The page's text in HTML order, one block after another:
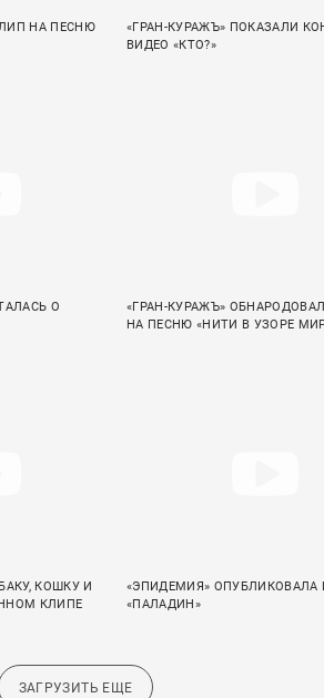
НА ПЕСНЮ
«ГРАН-КУРАЖЪ» ПОКАЗАЛИ
ВИДЕО «КТО?»
О
«ГРАН-КУРАЖЪ»
НА ПЕСНЮ «НИТИ В УЗОРЕ
КОШКУ И
КЛИПЕ
«ЭПИДЕМИЯ» ОПУБЛИКОВАЛА
«ПАЛАДИН»
ЗАГРУЗИТЬ ЕЩЕ